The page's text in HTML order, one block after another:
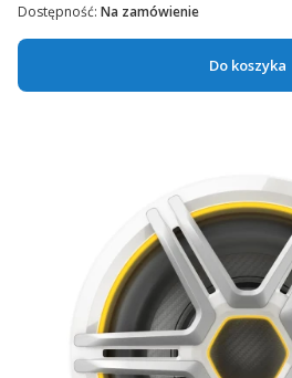
Do koszyka
Dostępność: Na zamówienie